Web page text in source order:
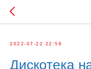
2022-07-22 22:58
Дискотека